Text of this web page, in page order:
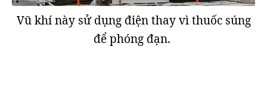
Vũ khí này sử dụng điện thay vì thuốc súng
để phóng đạn.